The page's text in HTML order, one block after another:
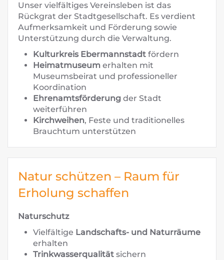
Unser vielfältiges Vereinsleben ist das
Rückgrat der Stadtgesellschaft. Es verdient
Aufmerksamkeit und Förderung sowie
Unterstützung durch die Verwaltung.
Kulturkreis Ebermannstadt fördern
Heimatmuseum erhalten mit
Museumsbeirat und professioneller
Koordination
Ehrenamtsförderung der Stadt
weiterführen
Kirchweihen, Feste und traditionelles
Brauchtum unterstützen
Natur schützen – Raum für
Erholung schaffen
Naturschutz
Vielfältige Landschafts- und Naturräume
erhalten
Trinkwasserqualität sichern